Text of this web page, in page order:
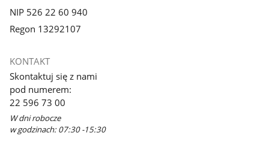
NIP 526 22 60 940
Regon 13292107
KONTAKT
Skontaktuj się z nami
pod numerem:
22 596 73 00
W dni robocze
w godzinach: 07:30 -15:30